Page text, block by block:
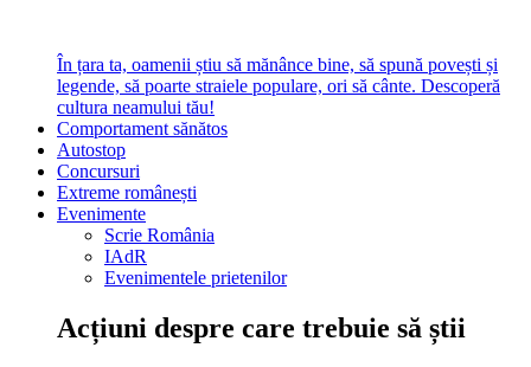
În țara ta, oamenii știu să mănânce bine, să spună povești și
legende, să poarte straiele populare, ori să cânte. Descoperă
cultura neamului tău!
Comportament sănătos
Autostop
Concursuri
Extreme românești
Evenimente
Scrie România
IAdR
Evenimentele prietenilor
Acțiuni despre care trebuie să știi